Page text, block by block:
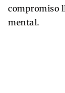
compromiso
mental.